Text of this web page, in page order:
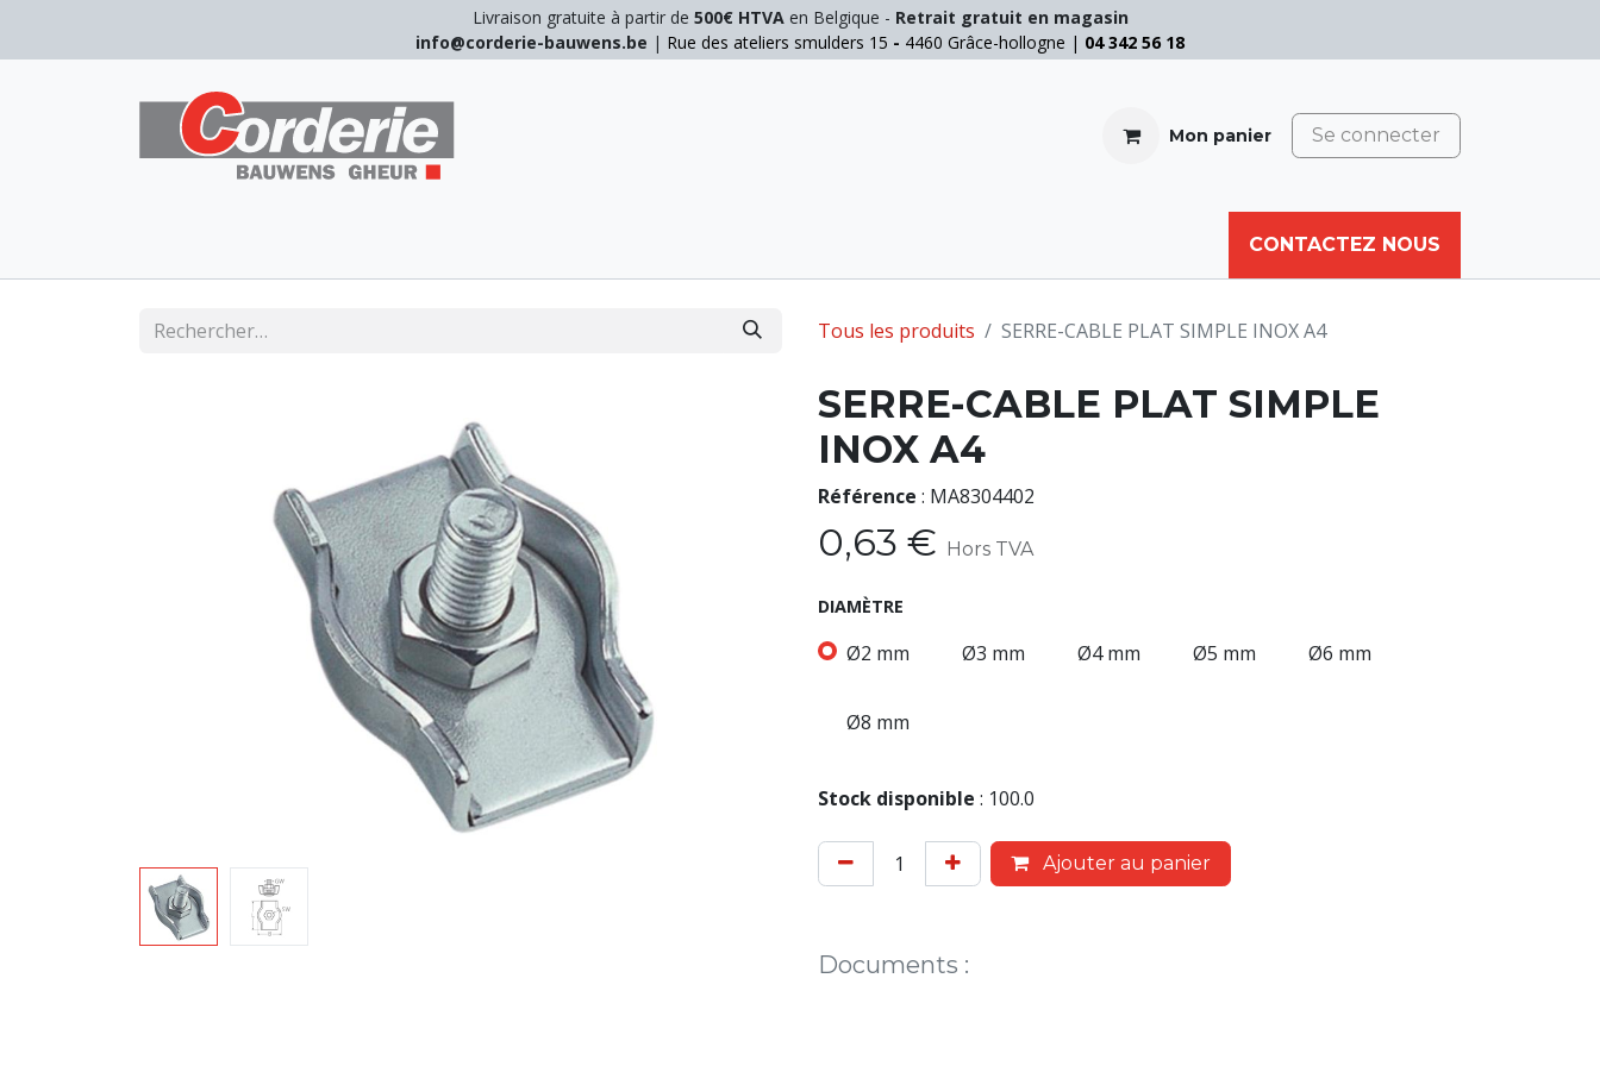
Livraison gratuite à partir de 500€ HTVAen Belgique - Retrait gratuit en magasin
info@corderie-bauwens.be | Rue des ateliers smulders 15 - 4460 Grâce-hollogne | 04 342 56 18
Mon panier Se connecter
CORDE AUTRES
CONTACTEZ NOUS
Tous les produits SERRE-CABLE PLAT SIMPLE INOX A4
SERRE-CABLE PLAT SIMPLE
INOX A4
Référence : MA8304402
0,63 € Hors TVA
DIAMÈTRE
Ø2 mm Ø3 mm Ø4 mm Ø5 mm Ø6 mm
Ø8 mm
Stock disponible : 100.0
Ajouter au panier
Documents :